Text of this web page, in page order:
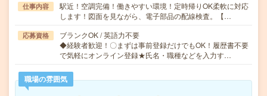
仕事内容
駅近！空調完備！働きやすい環境！定時帰りOK柔軟に対応
します！図面を見ながら、電子部品の配線検査。【…
応募資格
ブランクOK / 英語力不要
◆経験者歓迎！〇まずは事前登録だけでもOK！履歴書不要
で気軽にオンライン登録★氏名・職種などを入力す…
職場の雰囲気